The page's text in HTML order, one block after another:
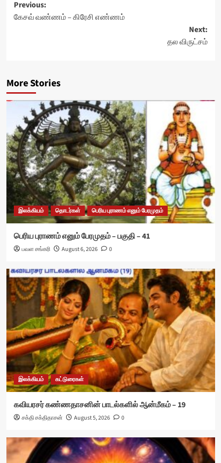
Post
navigation
Previous:
கேசவ் வண்ணம் – கிரேசி எண்ணம்
Next:
தல விருட்சம்
More Stories
இலக்கியம் தொடர்கள் பெரிய புராணம் எனும் பேரமுதம்
பெரிய புராணம் எனும் பேரமுதம் – பகுதி – 41
பவள சங்கரி August 6, 2026 0
இலக்கியம் கட்டுரைகள்
கவியரசர் கண்ணதாசனின் பாடல்களில் ஆன்மீகம் – 19
சக்தி சக்திதாசன் August 5, 2026 0